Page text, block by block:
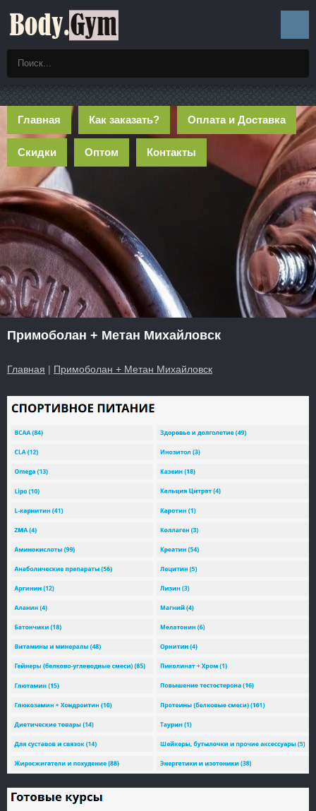
Главная Как заказать? Оплата и Доставка
Скидки Оптом Контакты
Примоболан + Метан Михайловск
Главная | Примоболан + Метан Михайловск